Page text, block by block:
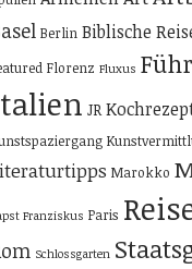
Berlin Biblische
Florenz Fluxus
JR
Marokko
Franziskus Paris
Schlossgarten